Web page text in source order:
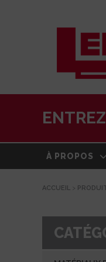
À PROPOS
À PROPOS
ÉQUIPE
ACCUEIL >